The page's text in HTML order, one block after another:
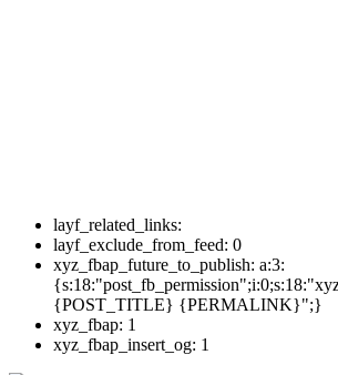
layf_related_links:
layf_exclude_from_feed: 0
xyz_fbap_future_to_publish: a:3:
{POST_TITLE} {PERMALINK}";}
xyz_fbap: 1
xyz_fbap_insert_og: 1